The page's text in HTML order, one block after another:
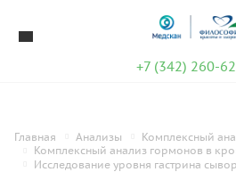
+7 (342) 260-
Главная Анализы
Комплексный
Комплексный анализ гормонов в
Исследование уровня гастрина